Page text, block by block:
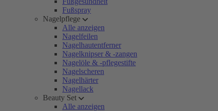
Fußspray
Nagelpflege
Alle anzeigen
Nagelfeilen
Nagelhautentferner
Nagelknipser & -zangen
Nagelöle & -pflegestifte
Nagelscheren
Nagelhärter
Nagellack
Beauty Set
Alle anzeigen